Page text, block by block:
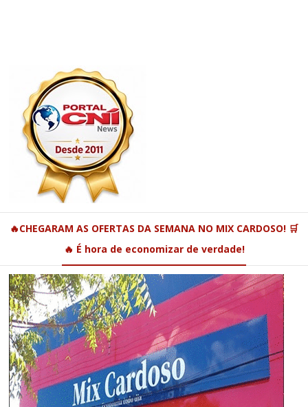
🔥CHEGARAM AS OFERTAS DA SEMANA NO MIX CARDOSO! 🛒
🔥 É hora de economizar de verdade!